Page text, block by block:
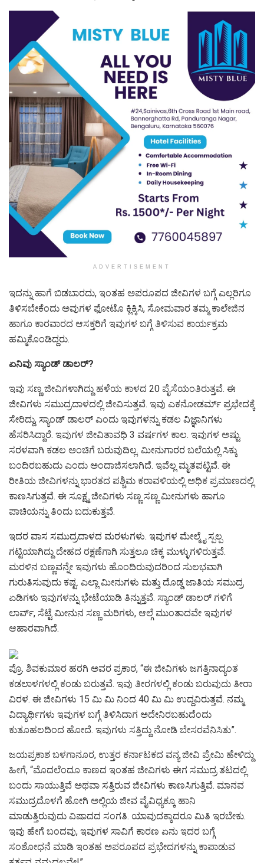
ADVERTISEMENT
ಇದನ್ನು ಹಾಗೆ ಬಿಡಬಾರದು, ಇಂತಹ ಅಪರೂಪದ ಜೀವಿಗಳ ಬಗ್ಗೆ ಎಲ್ಲರಿಗೂ
ತಿಳಿಸಬೇಕೆಂದು ಅವುಗಳ ಫೋಟೊ ಕ್ಲಿಕ್ಕಿಸಿ, ಸೋಮವಾರ ತಮ್ಮ ಕಾಲೇಜಿನ
ಹಾಗೂ ಕಾರವಾರದ ಆಸಕ್ತರಿಗೆ ಇವುಗಳ ಬಗ್ಗೆ ತಿಳಿಸುವ ಕಾರ್ಯಕ್ರಮ
ಹಮ್ಮಿಕೊಂಡಿದ್ದರು.
ಏನಿವು ಸ್ಯಾಂಡ್ ಡಾಲರ್?
ಇವು ಸಣ್ಣ ಜೀವಿಗಳಾಗಿದ್ದು ಹಳೆಯ ಕಾಳದ 20 ಪೈಸೆಯಂತಿರುತ್ತವೆ. ಈ
ಜೀವಿಗಳು ಸಮುದ್ರದಾಳದಲ್ಲಿ ಜೀವಿಸುತ್ತವೆ. ಇವು ಎಕನೋಡರ್ಮ್ ಪ್ರಭೇದಕ್ಕೆ
ಸೇರಿದ್ದು, ಸ್ಯಾಂಡ್ ಡಾಲರ್ ಎಂದು ಇವುಗಳನ್ನು ಕಡಲ ವಿಜ್ಞಾನಿಗಳು
ಹೆಸರಿಸಿದ್ದಾರೆ. ಇವುಗಳ ಜೀವಿತಾವಧಿ 3 ವರ್ಷಗಳ ಕಾಲ. ಇವುಗಳ ಅಷ್ಟು
ಸರಳವಾಗಿ ಕಡಲ ಅಂಚಿಗೆ ಬರುವುದಿಲ್ಲ. ಮೀನುಗಾರರ ಬಲೆಯಲ್ಲಿ ಸಿಕ್ಕು
ಬಂದಿರಬಹುದು ಎಂದು ಅಂದಾಜಿಸಲಾಗಿದೆ. ಇವೆಲ್ಲ ಮೃತಪಟ್ಟಿವೆ. ಈ
ರೀತಿಯ ಜೀವಿಗಳನ್ನು ಭಾರತದ ಪಶ್ಚಿಮ ಕರಾವಳಿಯಲ್ಲಿ ಅಧಿಕ ಪ್ರಮಾಣದಲ್ಲಿ
ಕಾಣಸಿಗುತ್ತವೆ. ಈ ಸೂಕ್ಷ್ಮ ಜೀವಿಗಳು ಸಣ್ಣ ಸಣ್ಣ ಮೀನುಗಳು ಹಾಗೂ
ಪಾಚಿಯನ್ನು ತಿಂದು ಬದುಕುತ್ತವೆ.
ಇದರ ವಾಸ ಸಮುದ್ರದಾಳದ ಮರಳುಗಳು. ಇವುಗಳ ಮೇಲ್ಮೈ ಸ್ಪಲ್ಪ
ಗಟ್ಟಿಯಾಗಿದ್ದು ದೇಹದ ರಕ್ಷಣೆಗಾಗಿ ಸುತ್ತಲೂ ಚಿಕ್ಕ ಮುಳ್ಳುಗಳಿರುತ್ತವೆ.
ಮರಳಿನ ಬಣ್ಣವನ್ನೇ ಇವುಗಳು ಹೊಂದಿರುವುದರಿಂದ ಸುಲಭವಾಗಿ
ಗುರುತಿಸುವುದು ಕಷ್ಟ. ಎಲ್ಲಾ ಮೀನುಗಳು ಮತ್ತು ದೊಡ್ಡ ಜಾತಿಯ ಸಮುದ್ರ
ಏಡಿಗಳು ಇವುಗಳನ್ನು ಭೇಟೆಯಾಡಿ ತಿನ್ನುತ್ತವೆ. ಸ್ಯಾಂಡ್ ಡಾಲರ್ ಗಳಿಗೆ
ಲಾರ್ವ್, ಸೆಟ್ಟೆ ಮೀನುನ ಸಣ್ಣ ಮರಿಗಳು, ಆಲ್ಗೆ ಮುಂತಾದವೇ ಇವುಗಳ
ಆಹಾರವಾಗಿದೆ.
ಪ್ರೊ. ಶಿವಕುಮಾರ ಹರಗಿ ಅವರ ಪ್ರಕಾರ, “ಈ ಜೀವಿಗಳು ಜಗತ್ತಿನಾದ್ಯಂತ
ಕಡಲಾಳಗಳಲ್ಲಿ ಕಂಡು ಬರುತ್ತವೆ. ಇವು ತೀರಗಳಲ್ಲಿ ಕಂಡು ಬರುವುದು ತೀರಾ
ವಿರಳ. ಈ ಜೀವಿಗಳು 15 ಮಿ ಮಿ ನಿಂದ 40 ಮಿ ಮಿ ಉದ್ದವಿರುತ್ತವೆ. ನಮ್ಮ
ವಿದ್ಯಾರ್ಥಿಗಳು ಇವುಗಳ ಬಗ್ಗೆ ತಿಳಿಸಿದಾಗ ಅದೇನಿರಬಹುದೆಂದು
ಕುತೂಹಲದಿಂದ ಹೋದೆ. ಇವುಗಳು ಸತ್ತಿದ್ದು ನೋಡಿ ಬೇಸರವೆನಿಸಿತು”.
ಜಯಪ್ರಕಾಶ ಬಳಗಾನೂರ, ಉತ್ತರ ಕರ್ನಾಟಕದ ವನ್ಯ ಜೀವಿ ಪ್ರೇಮಿ ಹೇಳಿದ್ದು
ಹೀಗೆ, “ಮೊದಲೆಂದೂ ಕಾಣದ ಇಂತಹ ಜೀವಿಗಳು ಈಗ ಸಮುದ್ರ ತಟದಲ್ಲಿ
ಬಂದು ಸಾಯುತ್ತಿವೆ ಅಥವಾ ಸತ್ತಿರುವ ಜೀವಿಗಳು ಕಾಣಸಿಗುತ್ತಿವೆ. ಮಾನವ
ಸಮುದ್ರದೊಳಗೆ ಹೋಗಿ ಅಲ್ಲಿಯ ಜೀವ ವೈವಿಧ್ಯಕ್ಕೂ ಹಾನಿ
ಮಾಡುತ್ತಿರುವುದು ವಿಷಾದದ ಸಂಗತಿ. ಯಾವುದಕ್ಕಾದರೂ ಮಿತಿ ಇರಬೇಕು.
ಇವು ಹೇಗೆ ಬಂದವು, ಇವುಗಳ ಸಾವಿಗೆ ಕಾರಣ ಏನು ಇದರ ಬಗ್ಗೆ
ಸಂಶೋಧನೆ ಮಾಡಿ ಇಂತಹ ಅಪರೂಪದ ಪ್ರಭೇದಗಳನ್ನು ಕಾಪಾಡುವ